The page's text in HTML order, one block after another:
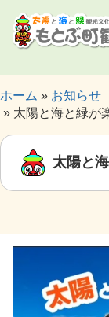
ホーム
お知らせ
太陽と海と緑が
太陽と